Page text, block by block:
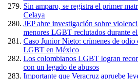
Sin amparo, se registra el primer
Celaya
JEP abre investigación sobre
menores LGBT reclutados durante
Caso Junior Nieto: crímenes de odio
LGBT en México
Los colombianos LGBT logran
con un legado de abusos
Importante que Veracruz apruebe